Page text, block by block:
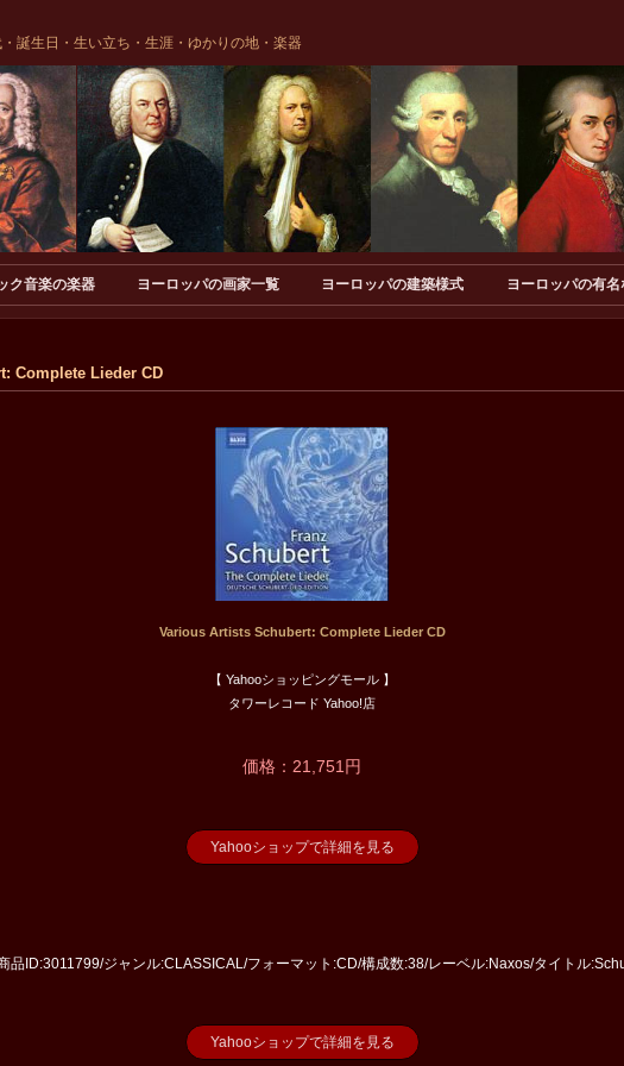
誕生日・生い立ち・生涯・ゆかりの地・楽器
ク音楽の楽器 ヨーロッパの画家一覧 ヨーロッパの建築様式 ヨーロッパの有名
Complete Lieder CD
Various Artists Schubert: Complete Lieder CD
【 Yahooショッピングモール 】
タワーレコード Yahoo!店
価格：21,751円
Yahooショップで詳細を見る
品ID:3011799/ジャンル:CLASSICAL/フォーマット:CD/構成数:38/レーベル:Naxos/タイトル
Yahooショップで詳細を見る